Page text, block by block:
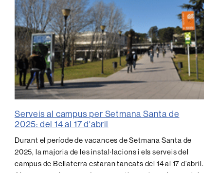
Serveis al campus per Setmana Santa de
2025: del 14 al 17 d'abril
Durant el període de vacances de Setmana Santa de
2025, la majoria de les instal·lacions i els serveis del
campus de Bellaterra estaran tancats del 14 al 17 d’abril.